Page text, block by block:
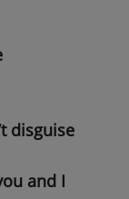
disguise
and I